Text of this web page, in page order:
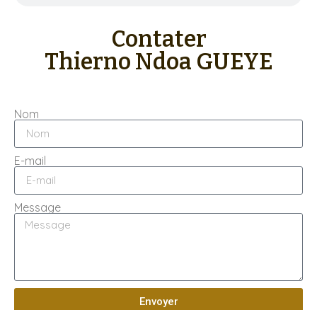
Contater
Thierno Ndoa GUEYE
Nom
E-mail
Message
Envoyer